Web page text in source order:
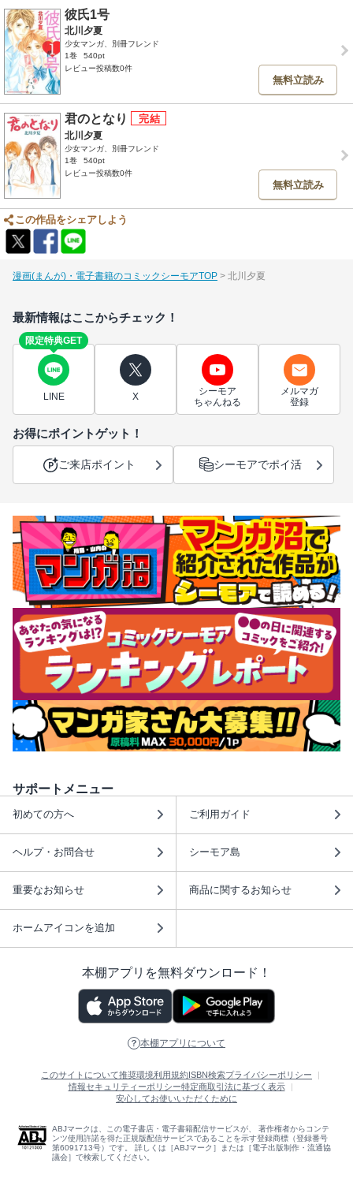
彼氏1号
北川夕夏
少女マンガ、別冊フレンド
1巻
540pt
レビュー投稿数0件
無料立読み
君のとなり
北川夕夏
少女マンガ、別冊フレンド
1巻
540pt
レビュー投稿数0件
無料立読み
この作品をシェアしよう
漫画(まんが)・電子書籍のコミックシーモアTOP 北川夕夏
最新情報はここからチェック！
限定特典GET
LINE X
シーモア
ちゃんねる
メルマガ
登録
お得にポイントゲット！
ご来店ポイント シーモアでポイ活
サポートメニュー
初めての方へ ご利用ガイド
ヘルプ・お問合せ シーモア島
重要なお知らせ 商品に関するお知らせ
ホームアイコンを追加
本棚アプリを無料ダウンロード！
本棚アプリについて
このサイトについて推奨環境利用規約ISBN検索プライバシーポリシー
情報セキュリティーポリシー特定商取引法に基づく表示
安心してお使いいただくために
ABJマークは、この電子書店・電子書籍配信サービスが、 著作権者からコンテ
ンツ使用許諾を得た正規版配信サービスであることを示す登録商標（登録番号
第6091713号）です。 詳しくは［ABJマーク］または［電子出版制作・流通協
議会］で検索してください。